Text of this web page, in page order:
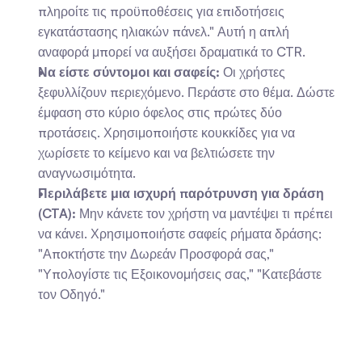
πληροίτε τις προϋποθέσεις για επιδοτήσεις
εγκατάστασης ηλιακών πάνελ." Αυτή η απλή
αναφορά μπορεί να αυξήσει δραματικά το CTR.
Να είστε σύντομοι και σαφείς: Οι χρήστες
ξεφυλλίζουν περιεχόμενο. Περάστε στο θέμα. Δώστε
έμφαση στο κύριο όφελος στις πρώτες δύο
προτάσεις. Χρησιμοποιήστε κουκκίδες για να
χωρίσετε το κείμενο και να βελτιώσετε την
αναγνωσιμότητα.
Περιλάβετε μια ισχυρή παρότρυνση για δράση
(CTA): Μην κάνετε τον χρήστη να μαντέψει τι πρέπει
να κάνει. Χρησιμοποιήστε σαφείς ρήματα δράσης:
"Αποκτήστε την Δωρεάν Προσφορά σας,"
"Υπολογίστε τις Εξοικονομήσεις σας," "Κατεβάστε
τον Οδηγό."